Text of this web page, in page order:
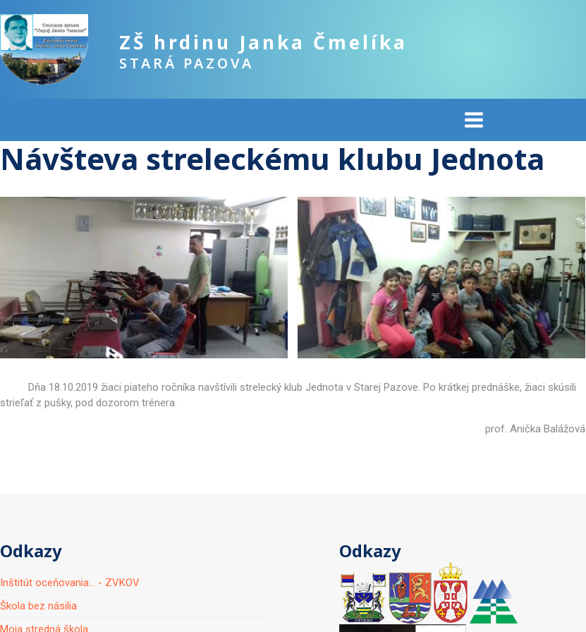
ZŠ hrdinu Janka Čmelíka
STARÁ PAZOVA
Návšteva streleckému klubu Jednota
Dňa 18.10.2019 žiaci piateho ročníka navštívili strelecký klub Jednota v Starej Pazove. Po krátkej prednáške, žiaci skúsili
strieľať z pušky, pod dozorom trénera.
prof. Anička Balážová
Odkazy
Inštitút oceňovania... - ZVKOV
Škola bez násilia
Moja stredná škola
Odkazy